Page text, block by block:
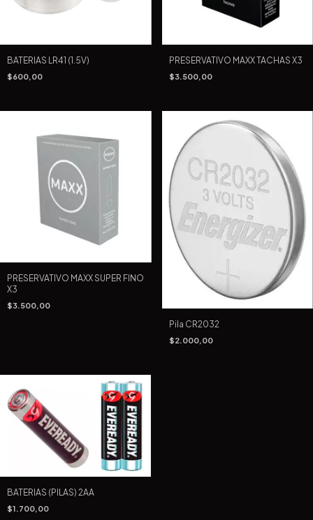
BATERIAS LR41 (1.5V)
$600,00
PRESERVATIVO MAXX TACHAS X3
$3.500,00
PRESERVATIVO MAXX SUPER FINO
X3
$3.500,00
Pila CR2032
$2.000,00
BATERIAS (PILAS) 2AA
$1.700,00